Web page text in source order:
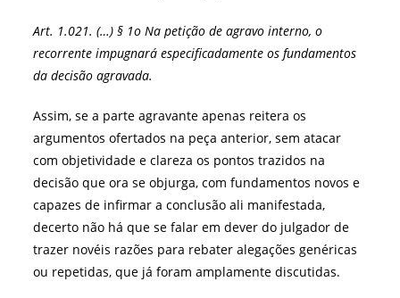
Art. 1.021. (…) § 1o Na petição de agravo interno, o
recorrente impugnará especificadamente os fundamentos
da decisão agravada.
Assim, se a parte agravante apenas reitera os
argumentos ofertados na peça anterior, sem atacar
com objetividade e clareza os pontos trazidos na
decisão que ora se objurga, com fundamentos novos e
capazes de infirmar a conclusão ali manifestada,
decerto não há que se falar em dever do julgador de
trazer novéis razões para rebater alegações genéricas
ou repetidas, que já foram amplamente discutidas.